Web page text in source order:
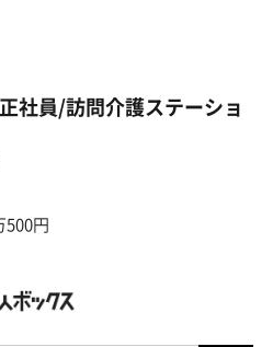
社員/訪問介護ステーショ
500円